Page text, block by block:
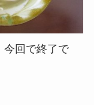
今回で終了で